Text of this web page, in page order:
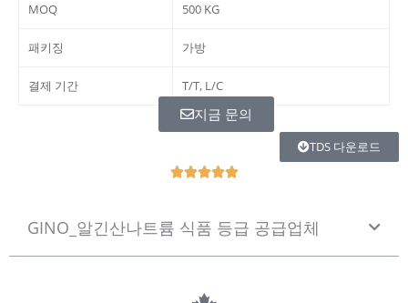
MOQ 500 KG
패키징 가방
결제 기간 T/T, L/C
지금 문의
TDS 다운로드
R
e
GINO_알긴산나트륨 식품 등급 공급업체